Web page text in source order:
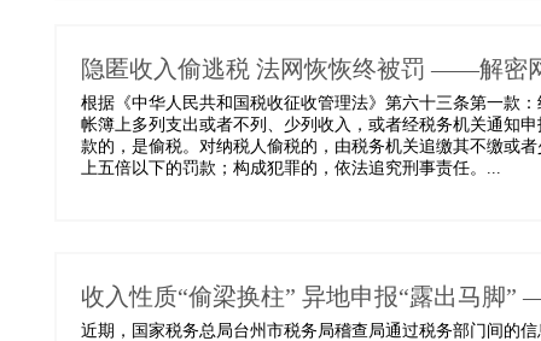
隐匿收入偷逃税 法网恢恢终被罚 ——解密
根据《中华人民共和国税收征收管理法》第六十三条第一款
帐簿上多列支出或者不列、少列收入，或者经税务机关通知
款的，是偷税。对纳税人偷税的，由税务机关追缴其不缴或
上五倍以下的罚款；构成犯罪的，依法追究刑事责任。...
收入性质“偷梁换柱” 异地申报“露出马脚
近期，国家税务总局台州市税务局稽查局通过税务部门间的